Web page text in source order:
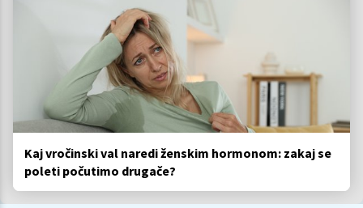
Kaj vročinski val naredi ženskim hormonom: zakaj se
poleti počutimo drugače?